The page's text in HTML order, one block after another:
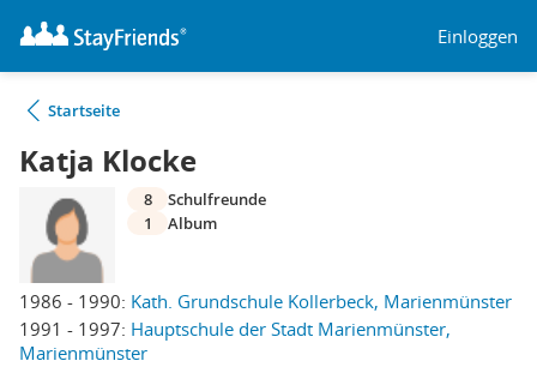
Einloggen
Startseite
Katja Klocke
1986 - 1990: Kath. Grundschule Kollerbeck, Marienmünster
1991 - 1997: Hauptschule der Stadt Marienmünster,
Marienmünster
8
Schulfreunde
1
Album